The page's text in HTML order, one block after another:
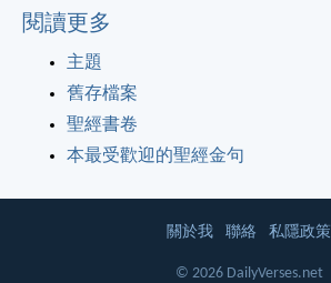
閱讀更多
主題
舊存檔案
聖經書卷
本最受歡迎的聖經金句
關於我 聯絡 私隱政策
© 2026 DailyVerses.net